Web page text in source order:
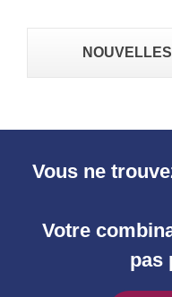
Vous ne
Votre
pas